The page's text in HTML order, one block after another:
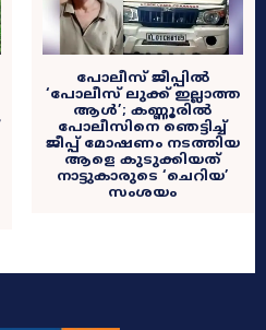
പോലീസ് ജീപ്പിൽ
‘പോലീസ് ലുക്ക് ഇല്ലാത്ത
ആൾ’; കണ്ണൂരിൽ
പോലീസിനെ ഞെട്ടിച്ച്
ജീപ്പ് മോഷണം നടത്തിയ
ആളെ കുടുക്കിയത്
നാട്ടുകാരുടെ ‘ചെറിയ’
സംശയം